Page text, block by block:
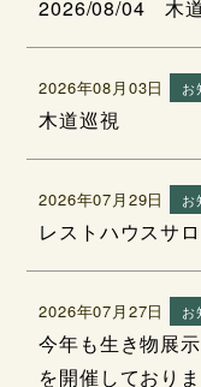
2026/08/04 木
2026年08月03日 お
木道巡視
2026年07月29日 お
レストハウスサ
2026年07月27日 お
今年も生き物展
を開催しておりま